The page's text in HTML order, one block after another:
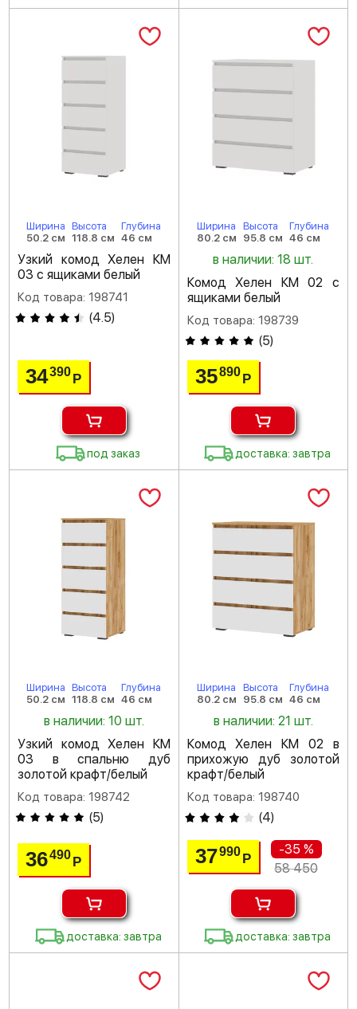
Ширина
50.2 см
Высота
118.8 см
Глубина
46 см
Узкий комод Хелен КМ
03 с ящиками белый
Код товара: 198741
(4.5)
34390Р
под заказ
Ширина
80.2 см
Высота
95.8 см
Глубина
46 см
в наличии: 18 шт.
Комод Хелен КМ 02 с
ящиками белый
Код товара: 198739
(5)
35890 Р
доставка: завтра
Ширина
50.2 см
Высота
118.8 см
Глубина
46 см
в наличии: 10 шт.
Узкий комод Хелен КМ
03 в спальню дуб
золотой крафт/белый
Код товара: 198742
(5)
36490Р
доставка: завтра
Ширина
80.2 см
Высота
95.8 см
Глубина
46 см
в наличии: 21 шт.
Комод Хелен КМ 02 в
прихожую дуб золотой
крафт/белый
Код товара: 198740
(4)
37990 Р
-35 %
58 450
доставка: завтра